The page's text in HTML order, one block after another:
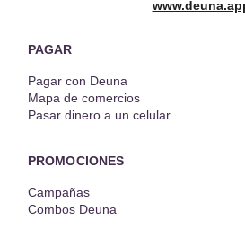
PAGAR
Pagar con Deuna
Mapa de comercios
Pasar dinero a un celular
PROMOCIONES
Campañas
Combos Deuna